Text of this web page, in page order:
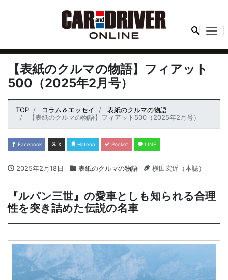
【表紙のクルマの物語】フィアット
500（2025年2月号）
TOP コラム＆エッセイ
表紙のクルマの物語
【表紙のクルマの物語】フィアット500（2025年2月号）
Facebook X Hatena Pocket LINE
2025年2月18日 表紙のクルマの物語 横田宏近（本誌）
『ルパン三世』の愛車としも知られる合理
性を突き詰めた伝説の名車